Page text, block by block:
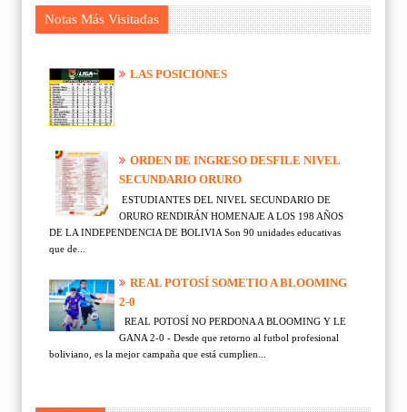
Notas Más Visitadas
LAS POSICIONES
ORDEN DE INGRESO DESFILE NIVEL
SECUNDARIO ORURO
ESTUDIANTES DEL NIVEL SECUNDARIO DE
ORURO RENDIRÁN HOMENAJE A LOS 198 AÑOS
DE LA INDEPENDENCIA DE BOLIVIA Son 90 unidades educativas
que de...
REAL POTOSÍ SOMETIO A BLOOMING
2-0
REAL POTOSÍ NO PERDONA A BLOOMING Y LE
GANA 2-0 - Desde que retorno al futbol profesional
boliviano, es la mejor campaña que está cumplien...